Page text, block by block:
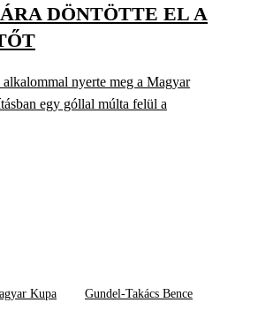
DÖNTÖTTE EL A
nyerte meg a Magyar
egy góllal múlta felül a
Kupa Gundel-Takács Bence